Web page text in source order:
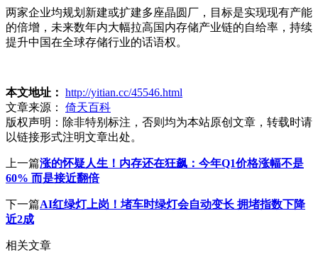
两家企业均规划新建或扩建多座晶圆厂，目标是实现现有产能
的倍增，未来数年内大幅拉高国内存储产业链的自给率，持续
提升中国在全球存储行业的话语权。
本文地址： http://yitian.cc/45546.html
文章来源：
倚天百科
版权声明： 除非特别标注，否则均为本站原创文章，转载时请
以链接形式注明文章出处。
上一篇涨的怀疑人生！内存还在狂飙：今年Q1价格涨幅不是
60% 而是接近翻倍
下一篇AI红绿灯上岗！堵车时绿灯会自动变长 拥堵指数下降
近2成
相关文章